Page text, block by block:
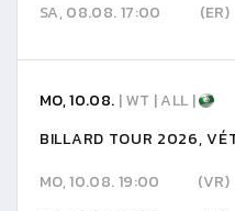
SA, 08.08. 17:00
(ER)
MO, 10.08. | WT | ALL |
BILLARD TOUR 2026,
MO, 10.08. 19:00
(VR)